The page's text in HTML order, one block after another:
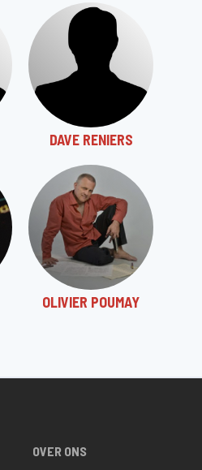
DAVE RENIERS
OLIVIER POUMAY
OVER ONS